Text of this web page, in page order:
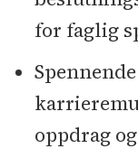
for faglig
oppdrag